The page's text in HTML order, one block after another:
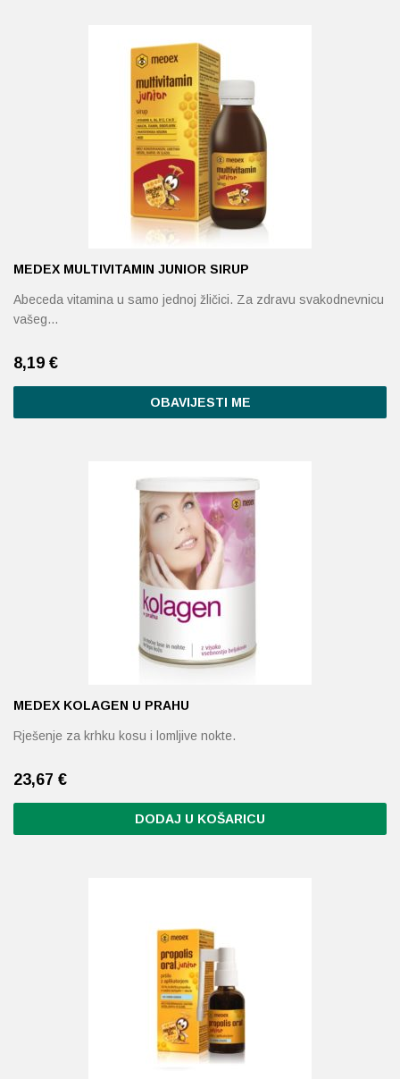
MEDEX MULTIVITAMIN JUNIOR SIRUP
Abeceda vitamina u samo jednoj žličici. Za zdravu svakodnevnicu
vašeg…
8,19 €
OBAVIJESTI ME
MEDEX KOLAGEN U PRAHU
Rješenje za krhku kosu i lomljive nokte.
23,67 €
DODAJ U KOŠARICU